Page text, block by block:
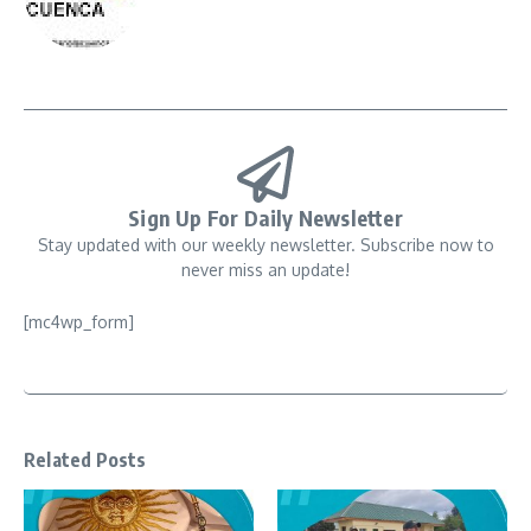
Sign Up For Daily Newsletter
Stay updated with our weekly newsletter. Subscribe now to
never miss an update!
[mc4wp_form]
Related Posts